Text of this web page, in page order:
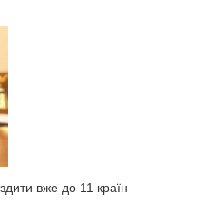
вже до 11 країн